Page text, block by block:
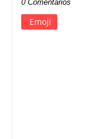
0 Comentarios
Emoji